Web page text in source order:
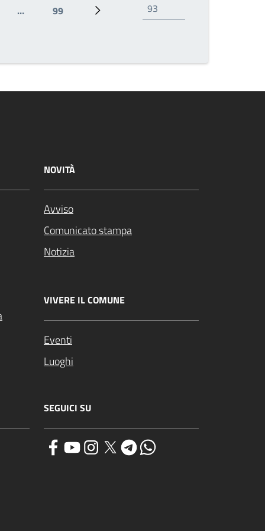
…
Ultima pagina
99
Prossima pagina
NOVITÀ
Avviso
Comunicato stampa
Notizia
VIVERE IL COMUNE
Eventi
Luoghi
SEGUICI SU